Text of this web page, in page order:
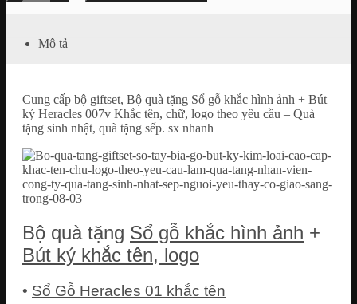
Mô tả
Cung cấp bộ giftset, Bộ quà tặng Sổ gỗ khắc hình ảnh + Bút
ký Heracles 007v Khắc tên, chữ, logo theo yêu cầu – Quà
tặng sinh nhật, quà tặng sếp. sx nhanh
Bộ quà tặng Sổ gỗ khắc hình ảnh +
Bút ký khắc tên, logo
• Sổ Gỗ Heracles 01 khắc tên